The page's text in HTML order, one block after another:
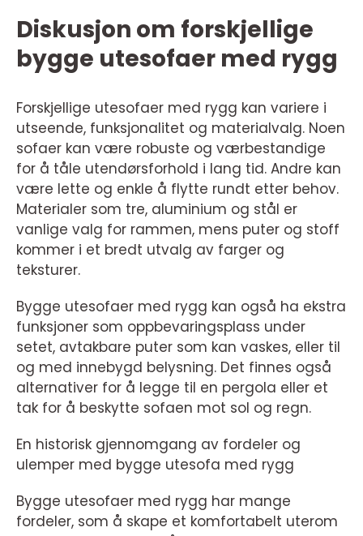
Diskusjon om forskjellige
bygge utesofaer med rygg
Forskjellige utesofaer med rygg kan variere i
utseende, funksjonalitet og materialvalg. Noen
sofaer kan være robuste og værbestandige
for å tåle utendørsforhold i lang tid. Andre kan
være lette og enkle å flytte rundt etter behov.
Materialer som tre, aluminium og stål er
vanlige valg for rammen, mens puter og stoff
kommer i et bredt utvalg av farger og
teksturer.
Bygge utesofaer med rygg kan også ha ekstra
funksjoner som oppbevaringsplass under
setet, avtakbare puter som kan vaskes, eller til
og med innebygd belysning. Det finnes også
alternativer for å legge til en pergola eller et
tak for å beskytte sofaen mot sol og regn.
En historisk gjennomgang av fordeler og
ulemper med bygge utesofa med rygg
Bygge utesofaer med rygg har mange
fordeler, som å skape et komfortabelt uterom